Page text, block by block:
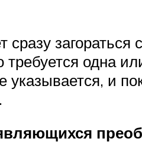
сразу
одна
и